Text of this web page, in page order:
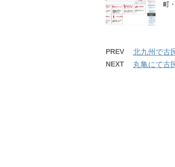
町
PREV 北九州で古
NEXT 丸亀にて古